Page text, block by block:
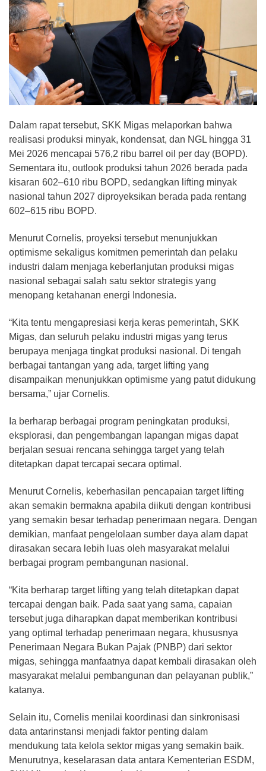
Dalam rapat tersebut, SKK Migas melaporkan bahwa
realisasi produksi minyak, kondensat, dan NGL hingga 31
Mei 2026 mencapai 576,2 ribu barrel oil per day (BOPD).
Sementara itu, outlook produksi tahun 2026 berada pada
kisaran 602–610 ribu BOPD, sedangkan lifting minyak
nasional tahun 2027 diproyeksikan berada pada rentang
602–615 ribu BOPD.
Menurut Cornelis, proyeksi tersebut menunjukkan
optimisme sekaligus komitmen pemerintah dan pelaku
industri dalam menjaga keberlanjutan produksi migas
nasional sebagai salah satu sektor strategis yang
menopang ketahanan energi Indonesia.
“Kita tentu mengapresiasi kerja keras pemerintah, SKK
Migas, dan seluruh pelaku industri migas yang terus
berupaya menjaga tingkat produksi nasional. Di tengah
berbagai tantangan yang ada, target lifting yang
disampaikan menunjukkan optimisme yang patut didukung
bersama,” ujar Cornelis.
Ia berharap berbagai program peningkatan produksi,
eksplorasi, dan pengembangan lapangan migas dapat
berjalan sesuai rencana sehingga target yang telah
ditetapkan dapat tercapai secara optimal.
Menurut Cornelis, keberhasilan pencapaian target lifting
akan semakin bermakna apabila diikuti dengan kontribusi
yang semakin besar terhadap penerimaan negara. Dengan
demikian, manfaat pengelolaan sumber daya alam dapat
dirasakan secara lebih luas oleh masyarakat melalui
berbagai program pembangunan nasional.
“Kita berharap target lifting yang telah ditetapkan dapat
tercapai dengan baik. Pada saat yang sama, capaian
tersebut juga diharapkan dapat memberikan kontribusi
yang optimal terhadap penerimaan negara, khususnya
Penerimaan Negara Bukan Pajak (PNBP) dari sektor
migas, sehingga manfaatnya dapat kembali dirasakan oleh
masyarakat melalui pembangunan dan pelayanan publik,”
katanya.
Selain itu, Cornelis menilai koordinasi dan sinkronisasi
data antarinstansi menjadi faktor penting dalam
mendukung tata kelola sektor migas yang semakin baik.
Menurutnya, keselarasan data antara Kementerian ESDM,